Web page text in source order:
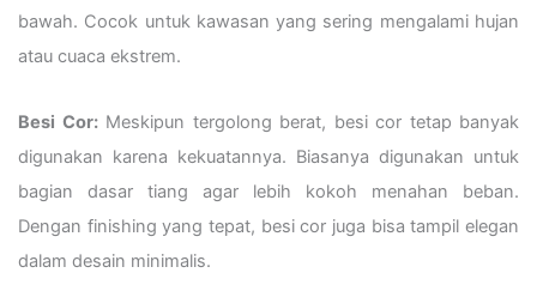
bawah. Cocok untuk kawasan yang sering mengalami hujan
atau cuaca ekstrem.
Besi Cor:Meskipun tergolong berat, besi cor tetap banyak
digunakan karena kekuatannya. Biasanya digunakan untuk
bagian dasar tiang agar lebih kokoh menahan beban.
Dengan finishing yang tepat, besi cor juga bisa tampil elegan
dalam desain minimalis.